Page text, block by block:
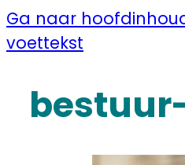
Ga naar
voettekst